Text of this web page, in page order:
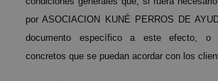
por ASOCIACION KUNÉ PERROS DE
documento específico a este efecto, o
concretos que se puedan acordar con los